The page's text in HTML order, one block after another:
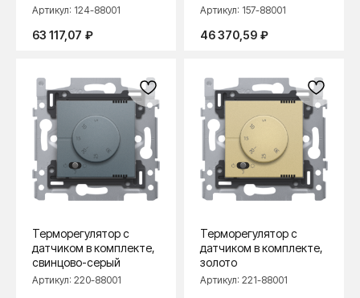
Артикул: 124-88001
63 117,07 ₽
Артикул: 157-88001
46 370,59 ₽
Терморегулятор с
датчиком в комплекте,
свинцово-серый
Артикул: 220-88001
Терморегулятор с
датчиком в комплекте,
золото
Артикул: 221-88001